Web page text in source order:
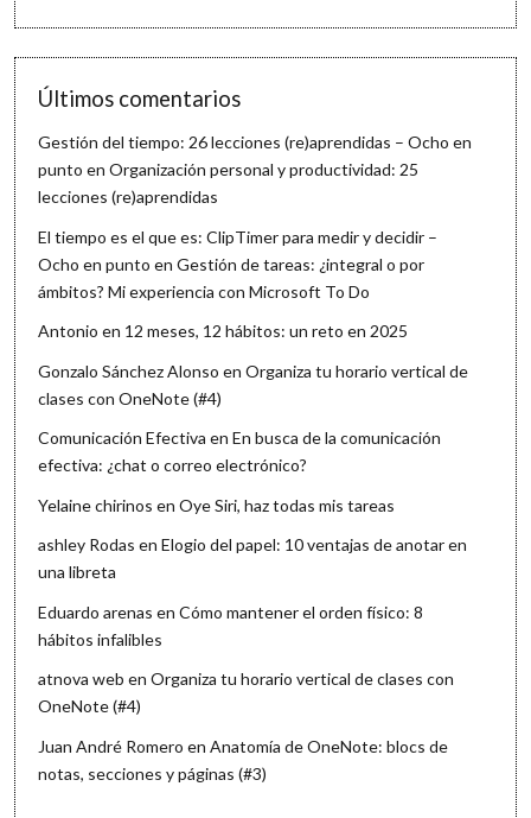
Últimos comentarios
Gestión del tiempo: 26 lecciones (re)aprendidas – Ocho en
punto enOrganización personal y productividad: 25
lecciones (re)aprendidas
El tiempo es el que es: ClipTimer para medir y decidir –
Ocho en punto enGestión de tareas: ¿integral o por
ámbitos? Mi experiencia con Microsoft To Do
Antonio en 12 meses, 12 hábitos: un reto en 2025
Gonzalo Sánchez Alonso enOrganiza tu horario vertical de
clases con OneNote (#4)
Comunicación Efectiva enEn busca de la comunicación
efectiva: ¿chat o correo electrónico?
Yelaine chirinos enOye Siri, haz todas mis tareas
ashley Rodas enElogio del papel: 10 ventajas de anotar en
una libreta
Eduardo arenas enCómo mantener el orden físico: 8
hábitos infalibles
atnova web enOrganiza tu horario vertical de clases con
OneNote (#4)
Juan André Romero enAnatomía de OneNote: blocs de
notas, secciones y páginas (#3)